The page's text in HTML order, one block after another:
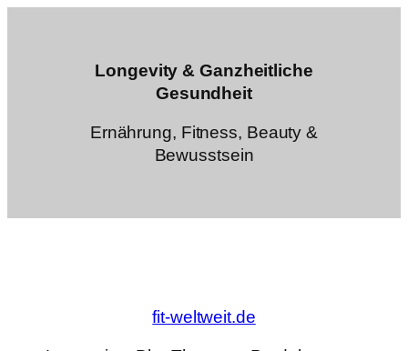
Longevity & Ganzheitliche
Gesundheit
Ernährung, Fitness, Beauty &
Bewusstsein
fit-weltweit.de